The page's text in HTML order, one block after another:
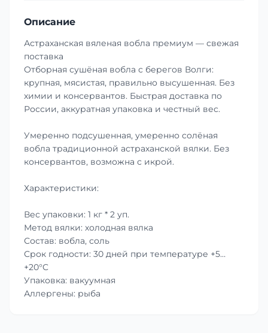
Описание
Астраханская вяленая вобла премиум — свежая
поставка
Отборная сушёная вобла с берегов Волги:
крупная, мясистая, правильно высушенная. Без
химии и консервантов. Быстрая доставка по
России, аккуратная упаковка и честный вес.
Умеренно подсушенная, умеренно солёная
вобла традиционной астраханской вялки. Без
консервантов, возможна с икрой.
Характеристики:
Вес упаковки: 1 кг * 2 уп.
Метод вялки: холодная вялка
Состав: вобла, соль
Срок годности: 30 дней при температуре +5…
+20°C
Упаковка: вакуумная
Аллергены: рыба